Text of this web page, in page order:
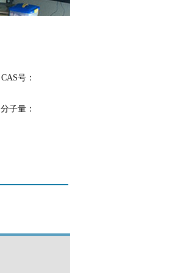
CAS号：
分子量：